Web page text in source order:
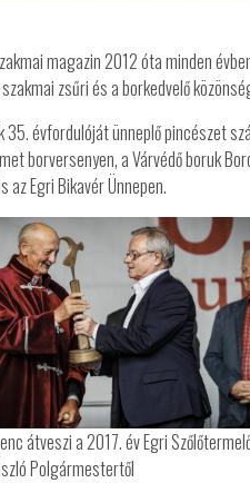
magazin 2012 óta minden
zsűri és a borkedvelő
35. évfordulóját ünneplő pincészet
borversenyen, a Várvédő boruk
az Egri Bikavér Ünnepen.
átveszi a 2017. év Egri
Polgármestertől